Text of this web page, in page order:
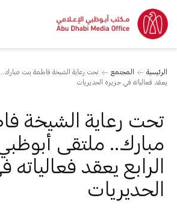
الرئيسية المجتمع
تحت رعاية الشيخة فاطمة بنت مبارك..
يعقد فعالياته في جزيرة الحديريات
تحت رعاية الشيخة
مبارك.. ملتقى
الرابع يعقد فعالياته
الحديريات